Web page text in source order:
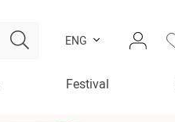
ENG
Festival